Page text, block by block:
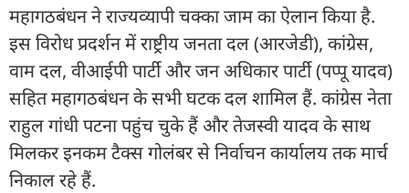
महागठबंधन ने राज्यव्यापी चक्का जाम का ऐलान किया है.
इस विरोध प्रदर्शन में राष्ट्रीय जनता दल (आरजेडी), कांग्रेस,
वाम दल, वीआईपी पार्टी और जन अधिकार पार्टी (पप्पू यादव)
सहित महागठबंधन के सभी घटक दल शामिल हैं. कांग्रेस नेता
राहुल गांधी पटना पहुंच चुके हैं और तेजस्वी यादव के साथ
मिलकर इनकम टैक्स गोलंबर से निर्वाचन कार्यालय तक मार्च
निकाल रहे हैं.